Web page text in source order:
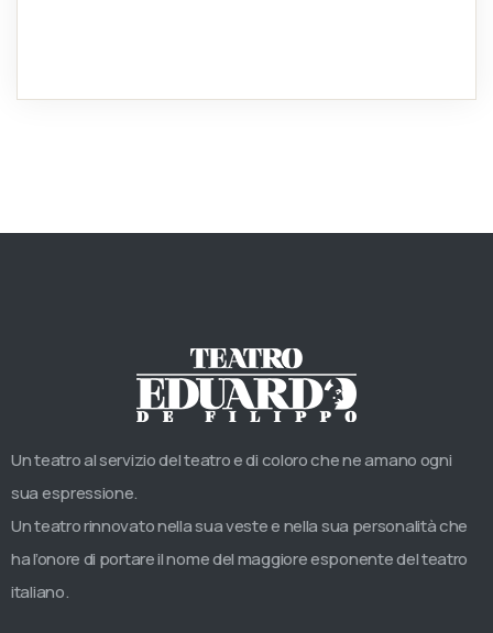
Un teatro al servizio del teatro e di coloro che ne amano ogni
sua espressione.
Un teatro rinnovato nella sua veste e nella sua personalità che
ha l’onore di portare il nome del maggiore esponente del teatro
italiano.